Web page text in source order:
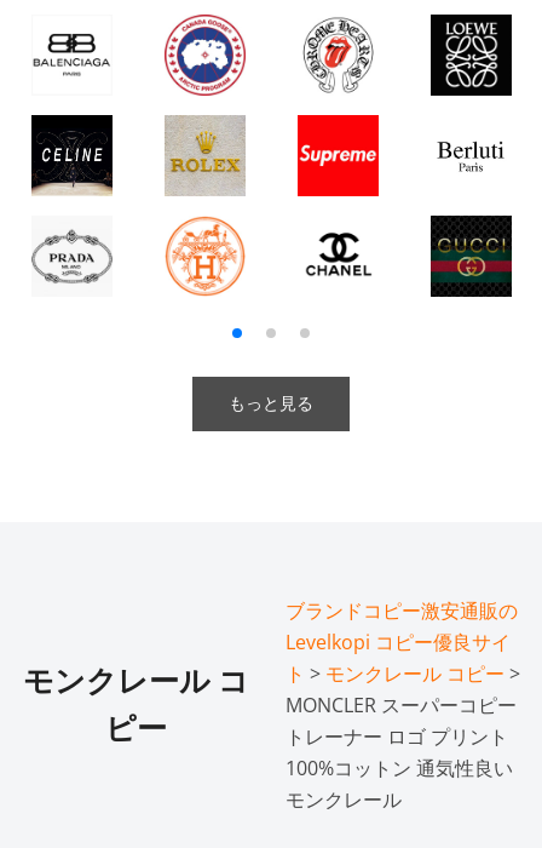
もっと見る
モンクレール コ
ピー
ブランドコピー激安通販の
Levelkopi コピー優良サイ
ト > モンクレール コピー >
MONCLER スーパーコピー
トレーナー ロゴ プリント
100%コットン 通気性良い
モンクレール